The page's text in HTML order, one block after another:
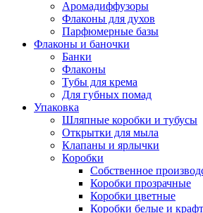
Аромадиффузоры
Флаконы для духов
Парфюмерные базы
Флаконы и баночки
Банки
Флаконы
Тубы для крема
Для губных помад
Упаковка
Шляпные коробки и тубусы
Открытки для мыла
Клапаны и ярлычки
Коробки
Собственное
Коробки прозрачные
Коробки цветные
Коробки белые и крафт